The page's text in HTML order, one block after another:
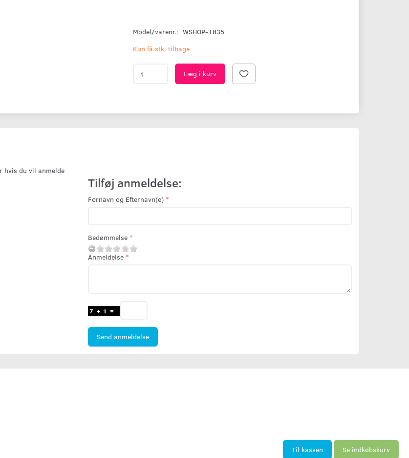
Model/varenr.: WSHOP-1835
Kun få stk. tilbage
Læg i kurv
hvis du vil anmelde
Tilføj anmeldelse:
Fornavn og Efternavn(e)
Bedømmelse
Anmeldelse
Send anmeldelse
Til kassen Se indkøbskurv